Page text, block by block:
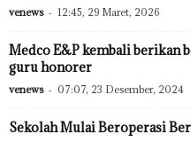
venews - 12:45, 29 Maret, 2026
Medco E&P kembali berikan
guru honorer
venews - 07:07, 23 Desember, 2024
Sekolah Mulai Beroperasi